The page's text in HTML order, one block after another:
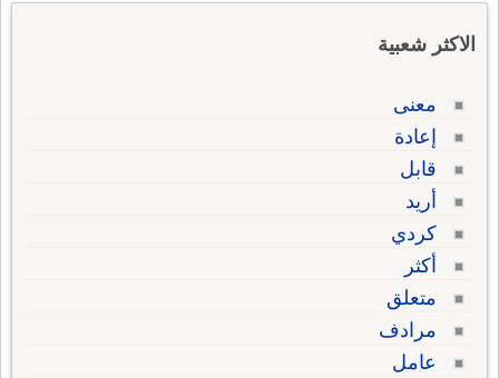
الاكثر شعبية
معنى
إعادة
قابل
أريد
كردي
أكثر
متعلق
مرادف
عامل